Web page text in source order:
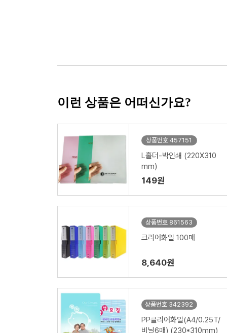
이런 상품은 어떠신가요?
상품번호 457151
L홀더-박인쇄 (220X310
mm)
149원
상품번호 861563
크리어화일 100매
8,640원
상품번호 342392
PP클리어화일(A4/0.25T/
비닐6매) (230*310mm)